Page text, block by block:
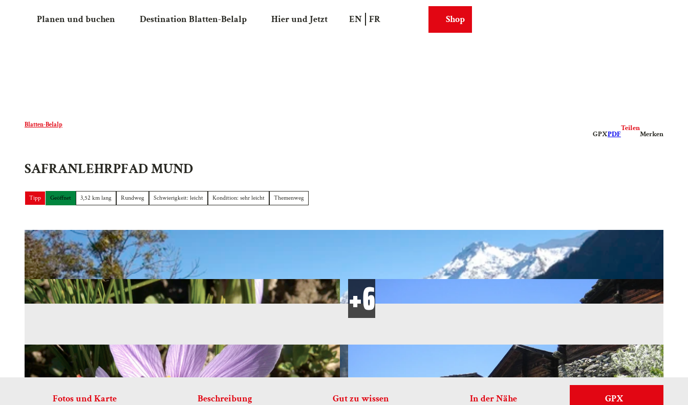
Planen und buchen Destination Blatten-Belalp Hier und Jetzt EN FR WebcamsShop
Blatten-Belalp
GPXPDF
Teilen
Merken
SAFRANLEHRPFAD MUND
Tipp Geöffnet 3,52 km lang Rundweg Schwierigkeit: leicht Kondition: sehr leicht Themenweg
Fotos und Karte Beschreibung Gut zu wissen In der Nähe GPX